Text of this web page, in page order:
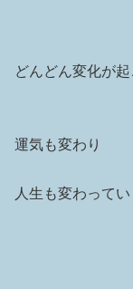
どんどん変化が
運気も変わり
人生も変わって